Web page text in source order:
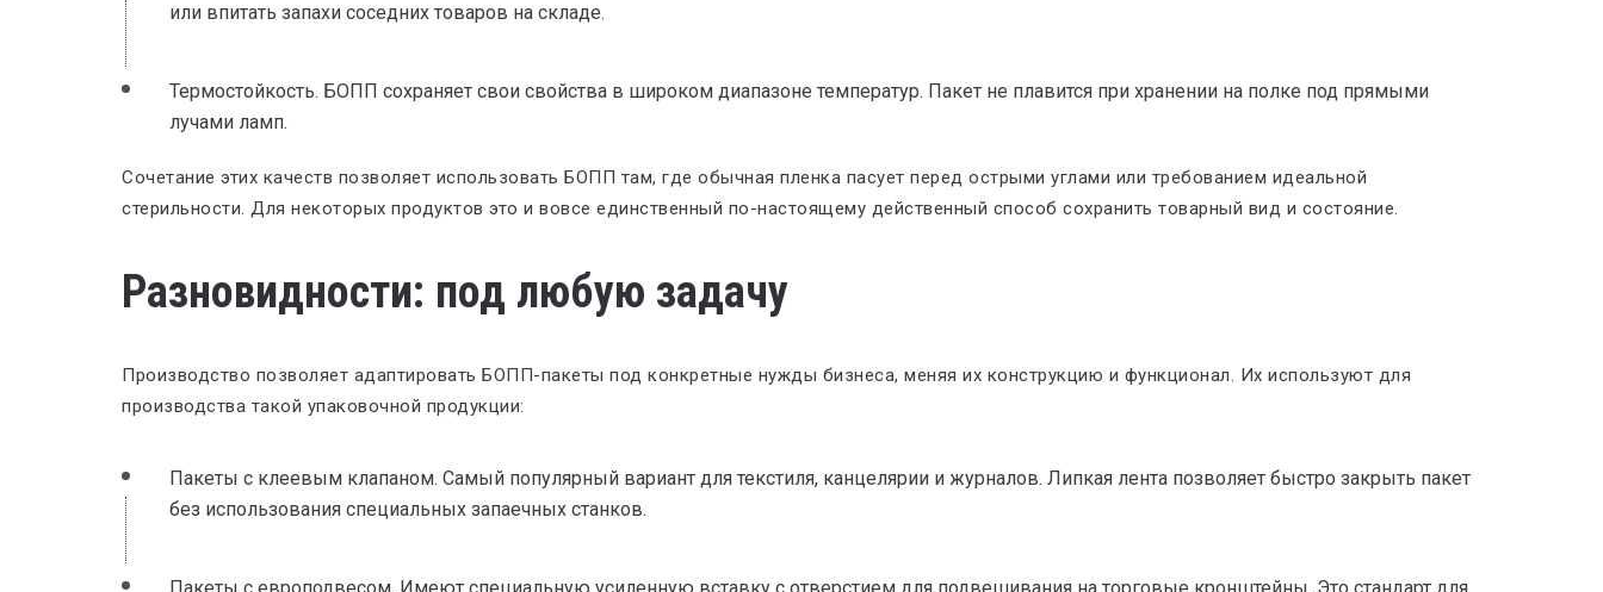
или впитать запахи соседних товаров на складе.
Термостойкость. БОПП сохраняет свои свойства в широком диапазоне температур. Пакет не плавится при хранении на полке под прямыми
лучами ламп.
Сочетание этих качеств позволяет использовать БОПП там, где обычная пленка пасует перед острыми углами или требованием идеальной
стерильности. Для некоторых продуктов это и вовсе единственный по-настоящему действенный способ сохранить товарный вид и состояние.
Разновидности: под любую задачу
Производство позволяет адаптировать БОПП-пакеты под конкретные нужды бизнеса, меняя их конструкцию и функционал. Их используют для
производства такой упаковочной продукции:
Пакеты с клеевым клапаном. Самый популярный вариант для текстиля, канцелярии и журналов. Липкая лента позволяет быстро закрыть пакет
без использования специальных запаечных станков.